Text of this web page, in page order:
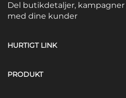
Del butikdetaljer,
med dine kunder
HURTIGT LINK
PRODUKT